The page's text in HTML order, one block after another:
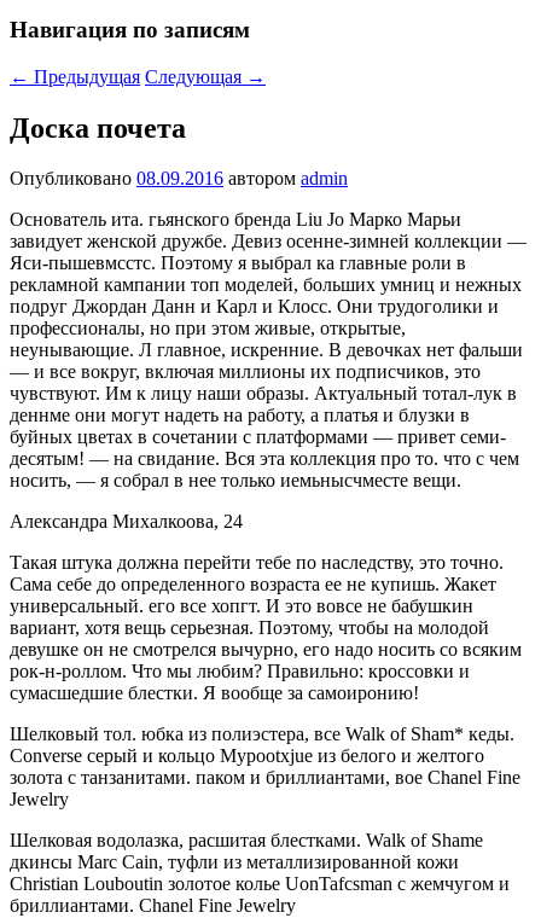
Навигация по записям
← Предыдущая Следующая →
Доска почета
Опубликовано 08.09.2016 автором admin
Основатель ита. гьянского бренда Liu Jo Марко Марьи
завидует женской дружбе. Девиз осенне-зимней коллекции —
Яси-пышевмсстс. Поэтому я выбрал ка главные роли в
рекламной кампании топ моделей, больших умниц и нежных
подруг Джордан Данн и Карл и Клосс. Они трудо­голики и
профессионалы, но при этом живые, открытые,
неунывающие. Л главное, искренние. В девочках нет фаль­ши
— и все вокруг, включая миллионы их подписчиков, это
чувствуют. Им к лицу наши образы. Актуальный тотал-лук в
деннме они могут надеть на работу, а платья и блузки в
буйных цветах в сочетании с платформами — привет семи­
десятым! — на свидание. Вся эта коллекция про то. что с чем
носить, — я собрал в нее только иемьнысчместе вещи.
Александра Михалкоова, 24
Такая штука должна перейти тебе по наследству, это точно.
Сама себе до определенного возраста ее не купишь. Жакет
уни­версальный. его все хопгт. И это вовсе не бабушкин
вариант, хотя вещь серьезная. Поэтому, чтобы на молодой
девушке он не смотрелся вычурно, его надо носить со всяким
рок-н-роллом. Что мы любим? Правильно: кроссовки и
сумасшедшие блестки. Я вообще за самоиронию!
Шелковый тол. юбка из полиэстера, все Walk of Sham* кеды.
Converse серый и кольцо Mypootxjue из белого и желтого
золота с танзанитами. паком и бриллиантами, вое Chanel Fine
Jewelry
Шелковая водолазка, расшитая блестками. Walk of Shame
дкинсы Marc Cain, туфли из металлизированной кожи
Christian Louboutin золотое колье UonTafcsman с жемчугом и
бриллиантами. Chanel Fine Jewelry